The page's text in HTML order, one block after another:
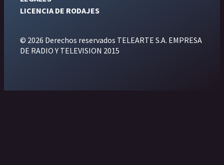
LICENCIA DE RODAJES
© 2026 Derechos reservados TELEARTE S.A. EMPRESA
DE RADIO Y TELEVISION 2015